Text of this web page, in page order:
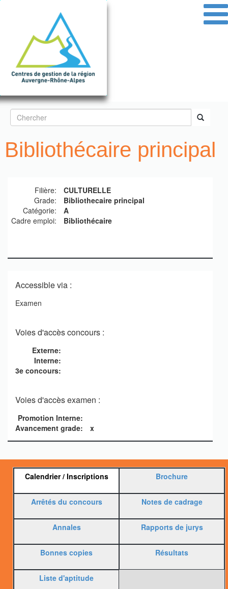
Formulaire
recherche
Bibliothécaire principal
Filière:
CULTURELLE
Grade:
Bibliothecaire principal
Catégorie:
A
Cadre emploi:
Bibliothécaire
Accessible via :
Examen
Voies d'accès concours :
Externe:
Interne:
3e concours:
Voies d'accès examen :
Promotion Interne:
Avancement grade:
x
Regroupement
d'article
liés
Calendrier / Inscriptions(onglet
Brochure
Arrêtés du concours Notes de cadrage
Annales Rapports de jurys
Bonnes copies Résultats
Liste d'aptitude